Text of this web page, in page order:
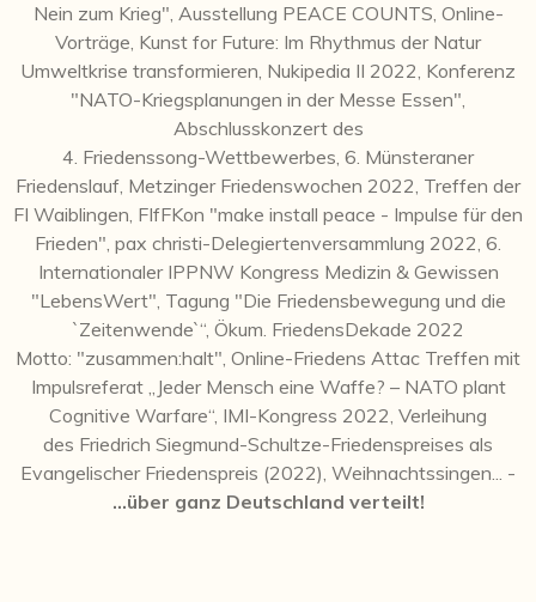
Nein zum Krieg", Ausstellung PEACE COUNTS, Online-
Vorträge, Kunst for Future: Im Rhythmus der Natur
Umweltkrise transformieren, Nukipedia II 2022, Konferenz
"NATO-Kriegsplanungen in der Messe Essen",
Abschlusskonzert des
4. Friedenssong-Wettbewerbes, 6. Münsteraner
Friedenslauf, Metzinger Friedenswochen 2022, Treffen der
FI Waiblingen, FIfFKon "make install peace - Impulse für den
Frieden", pax christi-Delegiertenversammlung 2022, 6.
Internationaler IPPNW Kongress Medizin & Gewissen
"LebensWert", Tagung "Die Friedensbewegung und die
`Zeitenwende`“, Ökum. FriedensDekade 2022
Motto: "zusammen:halt", Online-Friedens Attac Treffen mit
Impulsreferat „Jeder Mensch eine Waffe? – NATO plant
Cognitive Warfare“, IMI-Kongress 2022, Verleihung
des Friedrich Siegmund-Schultze-Friedenspreises als
Evangelischer Friedenspreis (2022), Weihnachtssingen... -
...über ganz Deutschland verteilt!